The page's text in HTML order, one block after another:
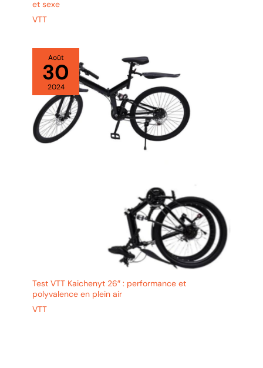
et sexe
VTT
Août
30
2024
Test VTT Kaichenyt 26″ : performance et
polyvalence en plein air
VTT